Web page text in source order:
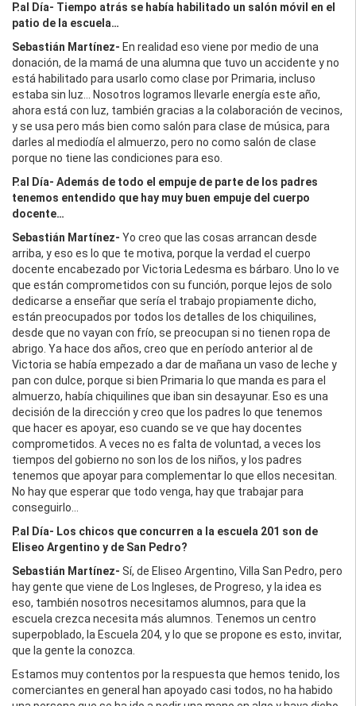
P.al Día- Tiempo atrás se había habilitado un salón móvil en el
patio de la escuela…
Sebastián Martínez- En realidad eso viene por medio de una
donación, de la mamá de una alumna que tuvo un accidente y no
está habilitado para usarlo como clase por Primaria, incluso
estaba sin luz… Nosotros logramos llevarle energía este año,
ahora está con luz, también gracias a la colaboración de vecinos,
y se usa pero más bien como salón para clase de música, para
darles al mediodía el almuerzo, pero no como salón de clase
porque no tiene las condiciones para eso.
P.al Día- Además de todo el empuje de parte de los padres
tenemos entendido que hay muy buen empuje del cuerpo
docente…
Sebastián Martínez- Yo creo que las cosas arrancan desde
arriba, y eso es lo que te motiva, porque la verdad el cuerpo
docente encabezado por Victoria Ledesma es bárbaro. Uno lo ve
que están comprometidos con su función, porque lejos de solo
dedicarse a enseñar que sería el trabajo propiamente dicho,
están preocupados por todos los detalles de los chiquilines,
desde que no vayan con frío, se preocupan si no tienen ropa de
abrigo. Ya hace dos años, creo que en período anterior al de
Victoria se había empezado a dar de mañana un vaso de leche y
pan con dulce, porque si bien Primaria lo que manda es para el
almuerzo, había chiquilines que iban sin desayunar. Eso es una
decisión de la dirección y creo que los padres lo que tenemos
que hacer es apoyar, eso cuando se ve que hay docentes
comprometidos. A veces no es falta de voluntad, a veces los
tiempos del gobierno no son los de los niños, y los padres
tenemos que apoyar para complementar lo que ellos necesitan.
No hay que esperar que todo venga, hay que trabajar para
conseguirlo…
P.al Día- Los chicos que concurren a la escuela 201 son de
Eliseo Argentino y de San Pedro?
Sebastián Martínez- Sí, de Eliseo Argentino, Villa San Pedro, pero
hay gente que viene de Los Ingleses, de Progreso, y la idea es
eso, también nosotros necesitamos alumnos, para que la
escuela crezca necesita más alumnos. Tenemos un centro
superpoblado, la Escuela 204, y lo que se propone es esto, invitar,
que la gente la conozca.
Estamos muy contentos por la respuesta que hemos tenido, los
comerciantes en general han apoyado casi todos, no ha habido